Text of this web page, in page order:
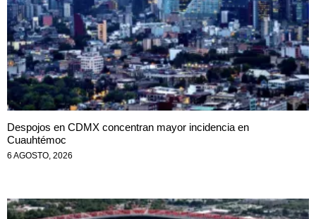
Despojos en CDMX concentran mayor incidencia en
Cuauhtémoc
6 AGOSTO, 2026